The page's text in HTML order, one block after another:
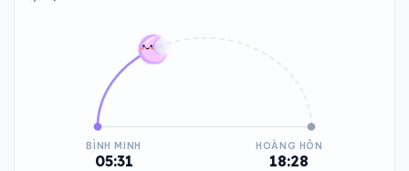
BÌNH MINH
05:31
HOÀNG HÔN
18:28